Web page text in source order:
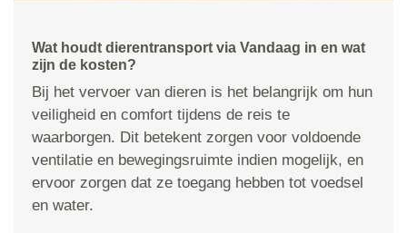
Wat houdt dierentransport via Vandaag in en wat
zijn de kosten?
Bij het vervoer van dieren is het belangrijk om hun
veiligheid en comfort tijdens de reis te
waarborgen. Dit betekent zorgen voor voldoende
ventilatie en bewegingsruimte indien mogelijk, en
ervoor zorgen dat ze toegang hebben tot voedsel
en water.